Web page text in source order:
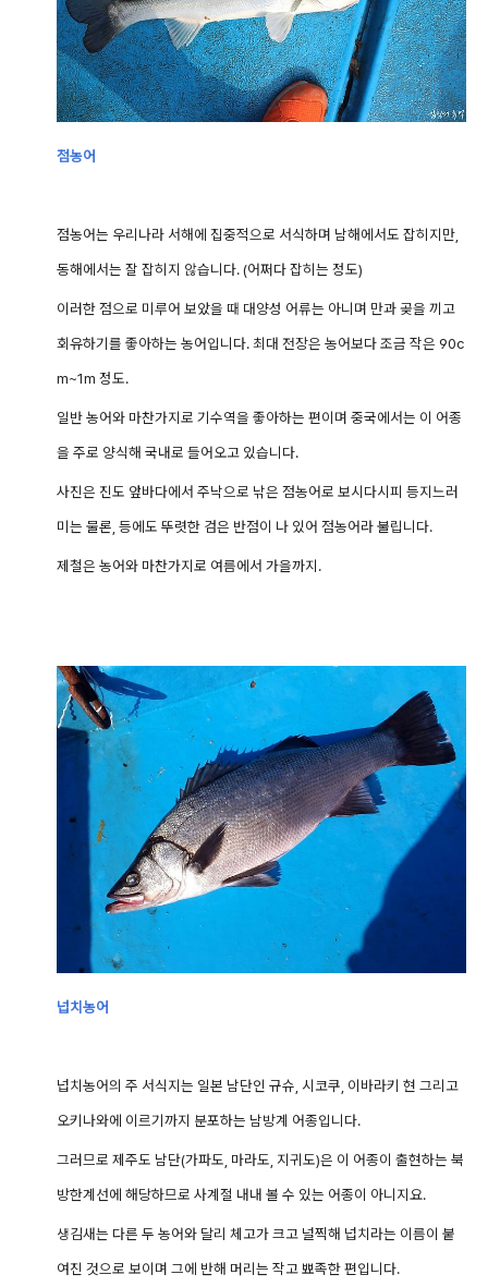
점농어
점농어는 우리나라 서해에 집중적으로 서식하며 남해에서도 잡히지만,
동해에서는 잘 잡히지 않습니다. (어쩌다 잡히는 정도)
이러한 점으로 미루어 보았을 때 대양성 어류는 아니며 만과 곶을 끼고
회유하기를 좋아하는 농어입니다. 최대 전장은 농어보다 조금 작은 90c
m~1m 정도.
일반 농어와 마찬가지로 기수역을 좋아하는 편이며 중국에서는 이 어종
을 주로 양식해 국내로 들어오고 있습니다.
사진은 진도 앞바다에서 주낙으로 낚은 점농어로 보시다시피 등지느러
미는 물론, 등에도 뚜렷한 검은 반점이 나 있어 점농어라 불립니다.
제철은 농어와 마찬가지로 여름에서 가을까지.
넙치농어
넙치농어의 주 서식지는 일본 남단인 규슈, 시코쿠, 이바라키 현 그리고
오키나와에 이르기까지 분포하는 남방계 어종입니다.
그러므로 제주도 남단(가파도, 마라도, 지귀도)은 이 어종이 출현하는 북
방한계선에 해당하므로 사계절 내내 볼 수 있는 어종이 아니지요.
생김새는 다른 두 농어와 달리 체고가 크고 널찍해 넙치라는 이름이 붙
여진 것으로 보이며 그에 반해 머리는 작고 뾰족한 편입니다.